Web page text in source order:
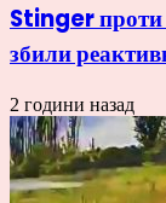
Stinger проти
збили
2 години назад